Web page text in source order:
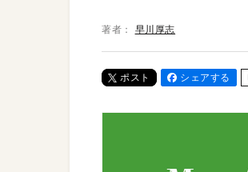
著者： 早川厚志
ポスト シェアする